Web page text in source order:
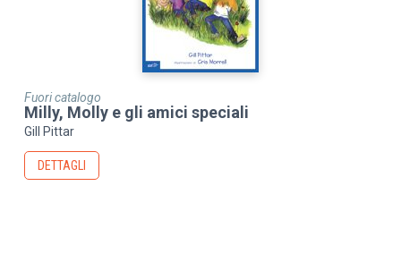
Fuori catalogo
Milly, Molly e gli amici speciali
Gill Pittar
DETTAGLI